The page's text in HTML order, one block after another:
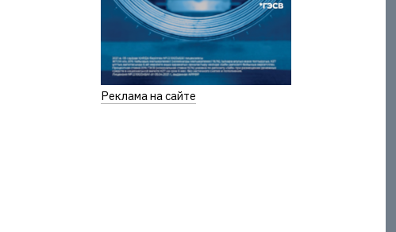
Реклама на сайте